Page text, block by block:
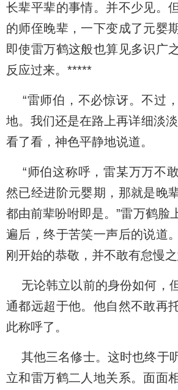
长辈平辈的事情。并不少见。
的师侄晚辈，一下变成了元婴
即使雷万鹤这般也算见多识广
反应过来。*****
“雷师伯，不必惊讶。不过
地。我们还是在路上再详细淡
看了看，神色平静地说道。
“师伯这称呼，雷某万万不
然已经进阶元婴期，那就是晚
都由前辈吩咐即是。”雷万鹤脸
遍后，终于苦笑一声后的说道
刚开始的恭敬，并不敢有怠慢之
无论韩立以前的身份如何，
通都远超于他。他自然不敢再
此称呼了。
其他三名修士。这时也终于
立和雷万鹤二人地关系。面面